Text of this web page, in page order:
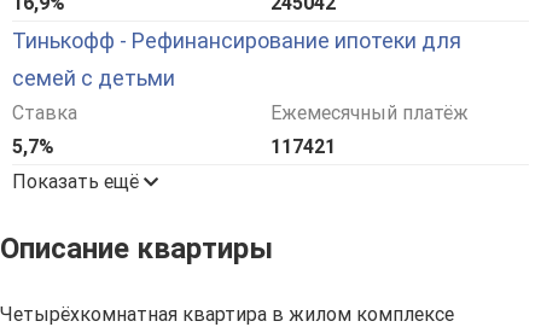
Тинькофф - Рефинансирование ипотеки для
семей с детьми
Ставка
5,7%
Ежемесячный платёж
117421
Показать ещё
Описание квартиры
Четырёхкомнатная квартира в жилом комплексе